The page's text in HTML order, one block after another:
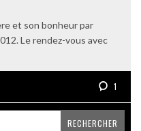
et son bonheur par
Le rendez-vous avec
1